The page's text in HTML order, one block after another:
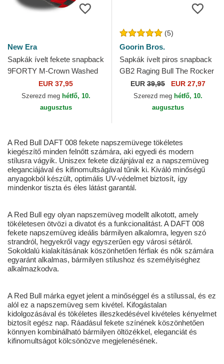
New Era
Sapkák ívelt fekete snapback
9FORTY M-Crown Washed
Red Bull Racing Formula 1
New Era
EUR 37,95
Szerezd meg hétfő, 10.
augusztus
(5)
Goorin Bros.
Sapkák ívelt piros snapback
GB2 Raging Bull The Rocker
The Farm Goorin Bros.
EUR 39,95 EUR 27,97
Szerezd meg hétfő, 10.
augusztus
A Red Bull DAFT 008 fekete napszemüvege tökéletes
kiegészítő minden felnőtt számára, aki egyedi és modern
stílusra vágyik. Uniszex fekete dizájnjával ez a napszemüveg
eleganciájával és kifinomultságával tűnik ki. Kiváló minőségű
anyagokból készült, optimális UV-védelmet biztosít, így
mindenkor tiszta és éles látást garantál.
A Red Bull egy olyan napszemüveg modellt alkotott, amely
tökéletesen ötvözi a divatot és a funkcionalitást. A DAFT 008
fekete napszemüveg ideális bármilyen alkalomra, legyen szó
strandról, hegyekről vagy egyszerűen egy városi sétáról.
Sokoldalú kialakításának köszönhetően férfiak és nők számára
egyaránt alkalmas, bármilyen stílushoz és személyiséghez
alkalmazkodva.
A Red Bull márka egyet jelent a minőséggel és a stílussal, és ez
alól ez a napszemüveg sem kivétel. Kifogástalan
kidolgozásával és tökéletes illeszkedésével kivételes kényelmet
biztosít egész nap. Ráadásul fekete színének köszönhetően
könnyen kombinálható bármilyen öltözékkel, eleganciát és
kifinomultságot kölcsönözve megjelenésének.